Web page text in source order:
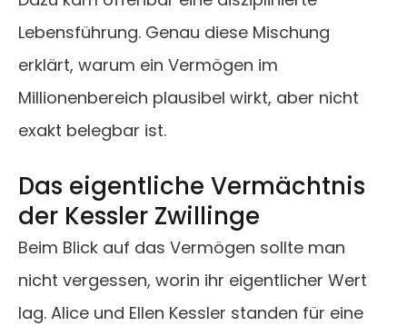
Lebensführung. Genau diese Mischung
erklärt, warum ein Vermögen im
Millionenbereich plausibel wirkt, aber nicht
exakt belegbar ist.
Das eigentliche Vermächtnis
der Kessler Zwillinge
Beim Blick auf das Vermögen sollte man
nicht vergessen, worin ihr eigentlicher Wert
lag. Alice und Ellen Kessler standen für eine